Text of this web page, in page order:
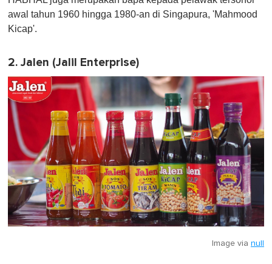
awal tahun 1960 hingga 1980-an di Singapura, 'Mahmood
Kicap'.
2. Jalen (Jalil Enterprise)
Image via null